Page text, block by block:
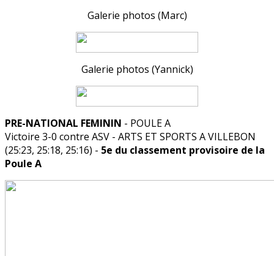
Galerie photos (Marc)
Galerie photos (Yannick)
PRE-NATIONAL FEMININ - POULE A
Victoire 3-0 contre ASV - ARTS ET SPORTS A VILLEBON
(25:23, 25:18, 25:16) - 5e du classement provisoire de la
Poule A